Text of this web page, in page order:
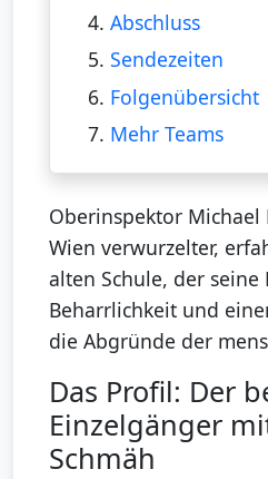
4. Abschluss
5. Sendezeiten
6. Folgenübersicht
7. Mehr Teams
Oberinspektor Michael
Wien verwurzelter,
alten Schule, der seine
Beharrlichkeit und
die Abgründe der
Das Profil: Der
Einzelgänger
Schmäh